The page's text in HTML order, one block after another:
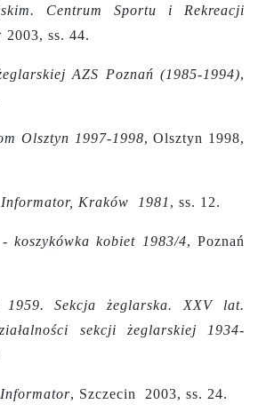
Centrum Sportu i Rekreacji
2003, ss. 44.
AZS Poznań (1985-1994),
Olsztyn 1997-1998, Olsztyn 1998,
Kraków 1981 , ss. 12.
koszykówka kobiet 1983/4, Poznań
1959. Sekcja żeglarska. XXV lat.
sekcji żeglarskiej 1934-
Informator, Szczecin 2003, ss. 24.